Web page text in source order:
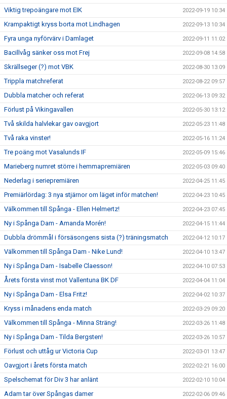
Viktig trepoängare mot EIK 2022-09-19 10:34
Krampaktigt kryss borta mot Lindhagen 2022-09-13 10:34
Fyra unga nyförvärv i Damlaget 2022-09-11 11:02
Bacillvåg sänker oss mot Frej 2022-09-08 14:58
Skrällseger (?) mot VBK 2022-08-30 13:09
Trippla matchreferat 2022-08-22 09:57
Dubbla matcher och referat 2022-06-13 09:32
Förlust på Vikingavallen 2022-05-30 13:12
Två skilda halvlekar gav oavgjort 2022-05-23 11:48
Två raka vinster! 2022-05-16 11:24
Tre poäng mot Vasalunds IF 2022-05-09 15:46
Marieberg numret större i hemmapremiären 2022-05-03 09:40
Nederlag i seriepremiären 2022-04-25 11:45
Premiärlördag: 3 nya stjärnor om läget inför matchen! 2022-04-23 10:45
Välkommen till Spånga - Ellen Helmertz! 2022-04-23 07:45
Ny i Spånga Dam - Amanda Morén! 2022-04-15 11:44
Dubbla drömmål i försäsongens sista (?) träningsmatch 2022-04-12 10:17
Välkommen till Spånga Dam - Nike Lund! 2022-04-10 13:47
Ny i Spånga Dam - Isabelle Claesson! 2022-04-10 07:53
Årets första vinst mot Vallentuna BK DF 2022-04-04 11:04
Ny i Spånga Dam - Elsa Fritz! 2022-04-02 10:37
Kryss i månadens enda match 2022-03-29 09:20
Välkommen till Spånga - Minna Sträng! 2022-03-26 11:48
Ny i Spånga Dam - Tilda Bergsten! 2022-03-26 10:57
Förlust och uttåg ur Victoria Cup 2022-03-01 13:47
Oavgjort i årets första match 2022-02-21 16:00
Spelschemat för Div 3 har anlänt 2022-02-10 10:04
Adam tar över Spångas damer 2022-02-06 09:46